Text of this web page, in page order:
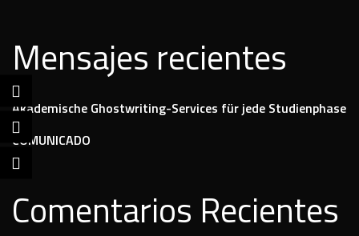
Mensajes recientes
Akademische Ghostwriting-Services für jede Studienphase
COMUNICADO
Comentarios Recientes